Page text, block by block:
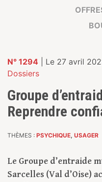
N° 1294 | Le 27 avril
Dossiers
Groupe
Reprendre
THÈMES : PSYCHIQUE, USAGER
Le Groupe d’entraide
Sarcelles (Val d’Oise)